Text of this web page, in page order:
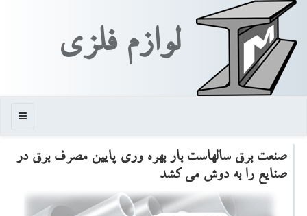
لوازم فلزی
منو
صنعت برق سالهاست بار بهره وری پایین مصرف برق در
صنایع را به دوش می کشد